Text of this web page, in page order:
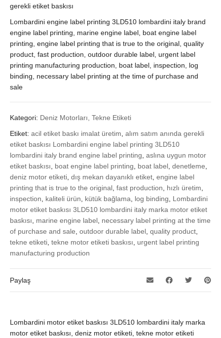
gerekli etiket baskısı
Lombardini engine label printing 3LD510 lombardini italy brand
engine label printing, marine engine label, boat engine label
printing, engine label printing that is true to the original, quality
product, fast production, outdoor durable label, urgent label
printing manufacturing production, boat label, inspection, log
binding, necessary label printing at the time of purchase and
sale
Kategori: Deniz Motorları, Tekne Etiketi
Etiket: acil etiket baskı imalat üretim alım satım anında gerekli
etiket baskısı Lombardini engine label printing 3LD510
lombardini italy brand engine label printing aslına uygun motor
etiket baskısı
boat engine label printing boat label denetleme
deniz motor etiketi dış mekan dayanıklı etiket engine label
printing that is true to the original fast production hızlı üretim
inspection
kaliteli ürün kütük bağlama log binding
Lombardini
motor etiket baskısı 3LD510 lombardini italy marka motor etiket
baskısı
marine engine label necessary label printing at the time
of purchase and sale outdoor durable label quality product
tekne etiketi tekne motor etiketi baskısı
urgent label printing
manufacturing production
Paylaş
Lombardini motor etiket baskısı 3LD510 lombardini italy marka
motor etiket baskısı, deniz motor etiketi, tekne motor etiketi